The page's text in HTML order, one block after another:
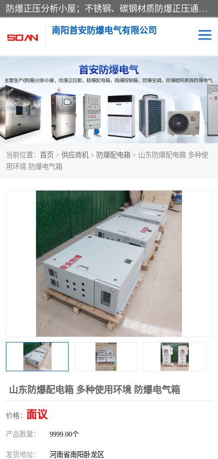
防爆正压分析小屋；不锈钢、碳钢材质防爆正压通风柜，分上下、左右、外挂三种款式；立式、挂式防爆配电柜体；不锈钢、碳钢防爆变频、磁力、星三角启动器；不锈钢、碳钢、铸铝防爆控制箱柜；可操作按键、多块式防爆仪表箱；多材质防爆接线箱；台式防爆电脑、防爆监视器。产品适配石油、化工、煤炭、电力、纺织、酿酒、航天、铁路、冶金、船舶、消防、市政等多行业工况使用。
南阳首安防爆电气有限公司
当前位置： 首页 > 供应商机 > 防爆配电箱 > 山东防爆配电箱 多种使
用环境 防爆电气箱
山东防爆配电箱 多种使用环境 防爆电气箱
价格： 面议
产品数量： 9999.00个
发货地址： 河南省南阳卧龙区
防爆小屋 防爆正压柜
防爆空调 防爆配电箱
防爆控制箱 防爆接线箱
防爆操作柱 防爆监视显示器